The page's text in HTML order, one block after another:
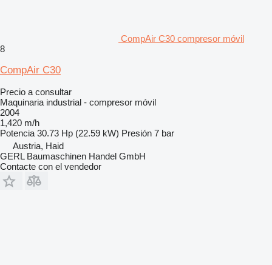
CompAir C30 compresor móvil
8
CompAir C30
Precio a consultar
Maquinaria industrial - compresor móvil
2004
1,420 m/h
Potencia 30.73 Hp (22.59 kW) Presión 7 bar
Austria, Haid
GERL Baumaschinen Handel GmbH
Contacte con el vendedor